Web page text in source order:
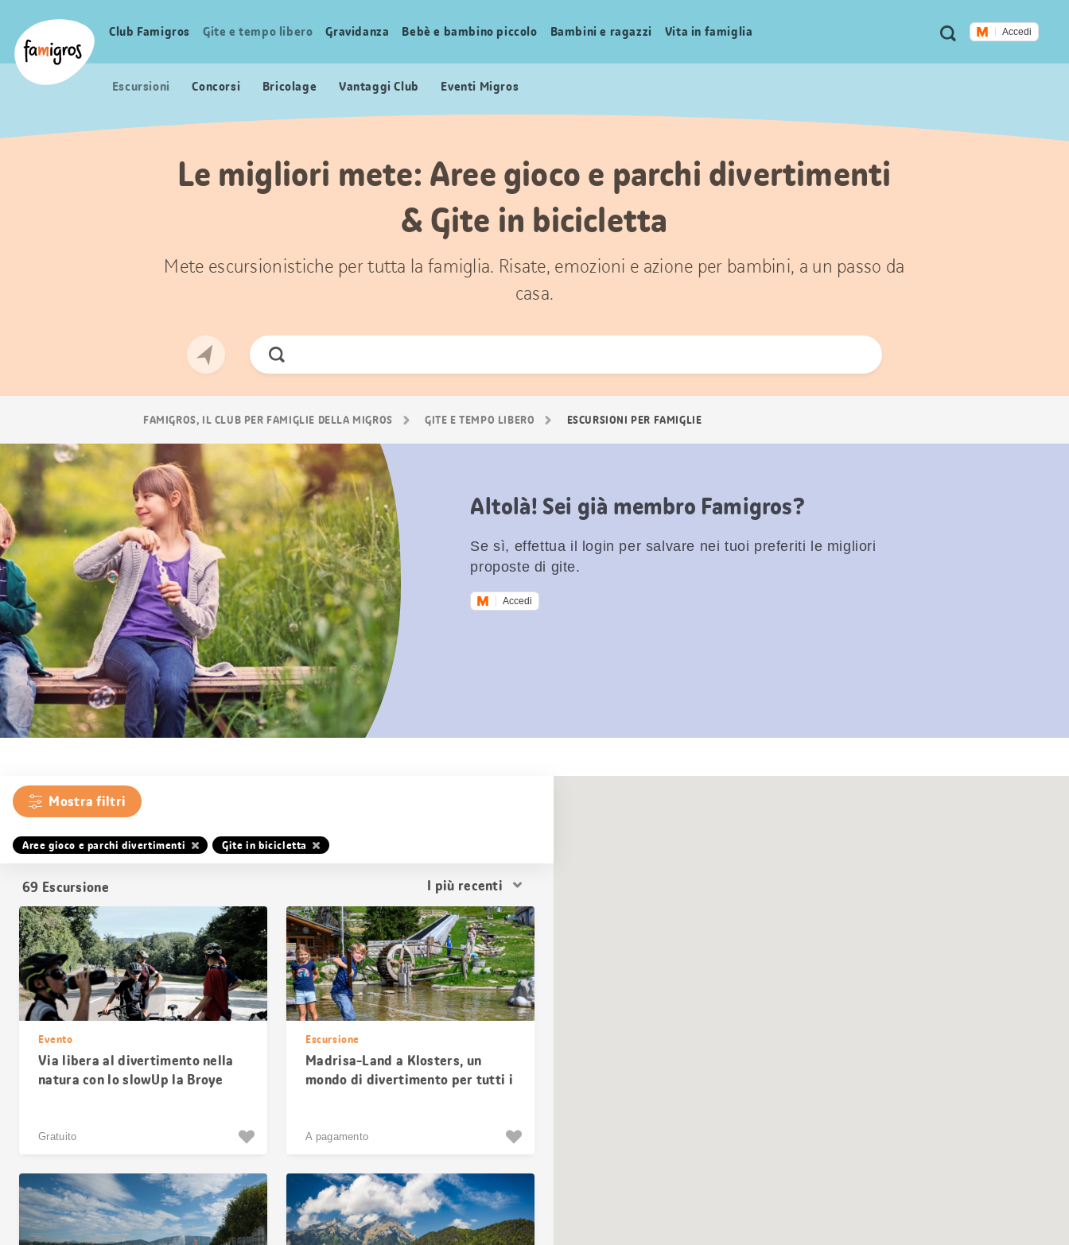
segnalibri
Logo
Metanavigazione
Ricerca Accedi
Navigazione
Club Famigros Gite e tempo libero Gravidanza Bebè e bambino piccolo Bambini e ragazzi Vita in famiglia
Escursioni Concorsi Bricolage Vantaggi Club Eventi Migros
Le migliori mete: Aree gioco e parchi divertimenti
& Gite in bicicletta
Mete escursionistiche per tutta la famiglia. Risate, emozioni e azione per bambini, a un passo da
casa.
Cerca
FAMIGROS, IL CLUB PER FAMIGLIE DELLA MIGROS GITE E TEMPO LIBERO ESCURSIONI PER FAMIGLIE
Altolà! Sei già membro Famigros?
Se sì, effettua il login per salvare nei tuoi preferiti le migliori
proposte di gite.
Accedi
Mostra filtri
Aree gioco e parchi divertimenti Gite in bicicletta
69 Escursione
Ordina
risultati
Evento
Via libera al divertimento nella
natura con lo slowUp la Broye
Gratuito
Escursione
Madrisa-Land a Klosters, un
mondo di divertimento per tutti i
A pagamento